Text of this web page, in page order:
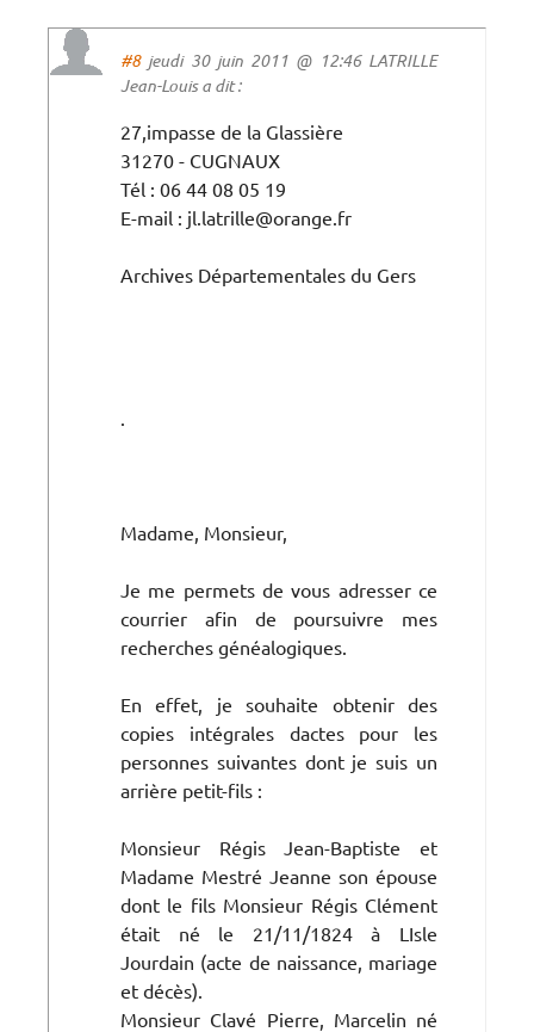
#8jeudi 30 juin 2011 @ 12:46 LATRILLE
Jean-Louis a dit :
27,impasse de la Glassière
31270 - CUGNAUX
Tél : 06 44 08 05 19
E-mail : jl.latrille@orange.fr
Archives Départementales du Gers
Madame, Monsieur,
Je me permets de vous adresser ce
courrier afin de poursuivre mes
recherches généalogiques.
En effet, je souhaite obtenir des
copies intégrales dactes pour les
personnes suivantes dont je suis un
arrière petit-fils :
Monsieur Régis Jean-Baptiste et
Madame Mestré Jeanne son épouse
dont le fils Monsieur Régis Clément
était né le 21/11/1824 à LIsle
Jourdain (acte de naissance, mariage
et décès).
Monsieur Clavé Pierre, Marcelin né